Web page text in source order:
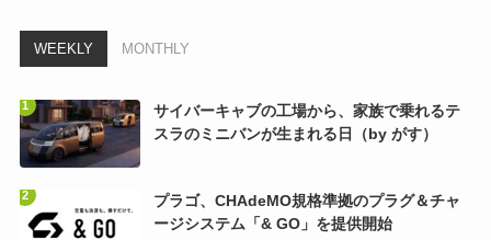
WEEKLY MONTHLY
サイバーキャブの工場から、家族で乗れるテ
スラのミニバンが生まれる日（by がす）
プラゴ、CHAdeMO規格準拠のプラグ＆チャ
ージシステム「& GO」を提供開始